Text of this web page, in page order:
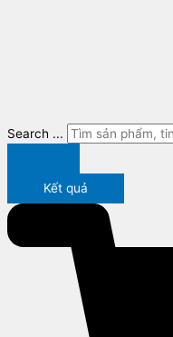
Search ...
Kết quả